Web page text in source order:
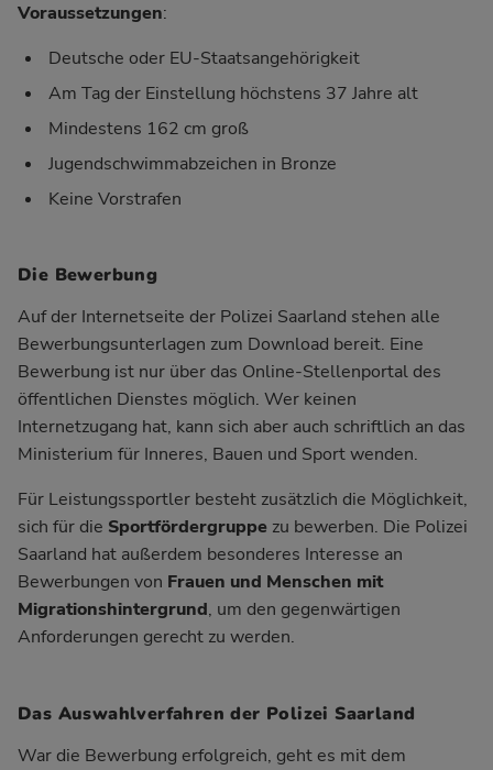
Voraussetzungen:
Deutsche oder EU-Staatsangehörigkeit
Am Tag der Einstellung höchstens 37 Jahre alt
Mindestens 162 cm groß
Jugendschwimmabzeichen in Bronze
Keine Vorstrafen
Die Bewerbung
Auf der Internetseite der Polizei Saarland stehen alle
Bewerbungsunterlagen zum Download bereit. Eine
Bewerbung ist nur über das Online-Stellenportal des
öffentlichen Dienstes möglich. Wer keinen
Internetzugang hat, kann sich aber auch schriftlich an das
Ministerium für Inneres, Bauen und Sport wenden.
Für Leistungssportler besteht zusätzlich die Möglichkeit,
sich für die Sportfördergruppe zu bewerben. Die Polizei
Saarland hat außerdem besonderes Interesse an
Bewerbungen von Frauen und Menschen mit
Migrationshintergrund, um den gegenwärtigen
Anforderungen gerecht zu werden.
Das Auswahlverfahren der Polizei Saarland
War die Bewerbung erfolgreich, geht es mit dem